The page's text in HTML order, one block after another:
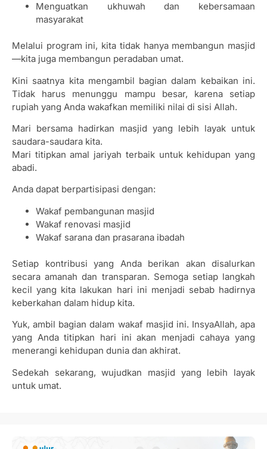
Menguatkan ukhuwah dan kebersamaan
masyarakat
Melalui program ini, kita tidak hanya membangun masjid
—kita juga membangun peradaban umat.
Kini saatnya kita mengambil bagian dalam kebaikan ini.
Tidak harus menunggu mampu besar, karena setiap
rupiah yang Anda wakafkan memiliki nilai di sisi Allah.
Mari bersama hadirkan masjid yang lebih layak untuk
saudara-saudara kita.
Mari titipkan amal jariyah terbaik untuk kehidupan yang
abadi.
Anda dapat berpartisipasi dengan:
Wakaf pembangunan masjid
Wakaf renovasi masjid
Wakaf sarana dan prasarana ibadah
Setiap kontribusi yang Anda berikan akan disalurkan
secara amanah dan transparan. Semoga setiap langkah
kecil yang kita lakukan hari ini menjadi sebab hadirnya
keberkahan dalam hidup kita.
Yuk, ambil bagian dalam wakaf masjid ini. InsyaAllah, apa
yang Anda titipkan hari ini akan menjadi cahaya yang
menerangi kehidupan dunia dan akhirat.
Sedekah sekarang, wujudkan masjid yang lebih layak
untuk umat.